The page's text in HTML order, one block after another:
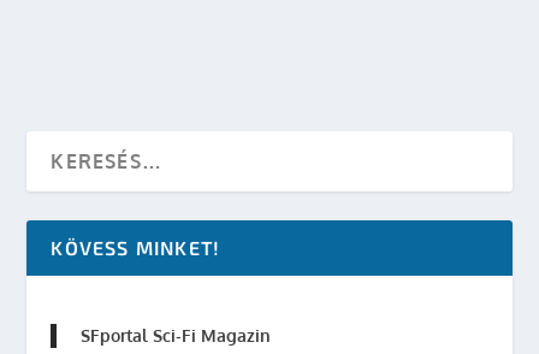
KÖVESS MINKET!
SFportal Sci-Fi Magazin